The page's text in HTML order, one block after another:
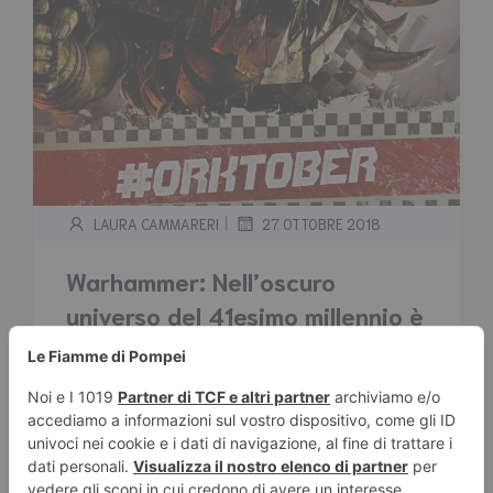
LAURA CAMMARERI | 27 OTTOBRE 2018
Warhammer: Nell’oscuro
universo del 41esimo millennio è
arrivato l’Orktober!
Tempo stimato di lettura: 2
minuti
Warhammer: Nell’oscuro universo del 41esimo
millennio è arrivato l’Orktober! Finalmente è
giunto! Quello che molti […]